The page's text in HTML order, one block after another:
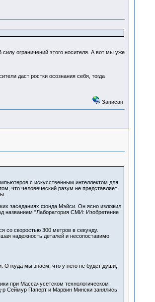
ограничений этого носителя. А вот мы уже
даст ростки осознания себя, тогда
Записан
с искусственным интеллектом для
что человеческий разум не представляет
заседаниях фонда Мэйси. Он ясно изложил
названием "Лаборатория СМИ: Изобретение
скоростью 300 метров в секунду.
надежность деталей и несопоставимо
Откуда мы знаем, что у него не будет души,
при Массачусетском технологическом
р Сеймур Паперт и Марвин Мински занялись